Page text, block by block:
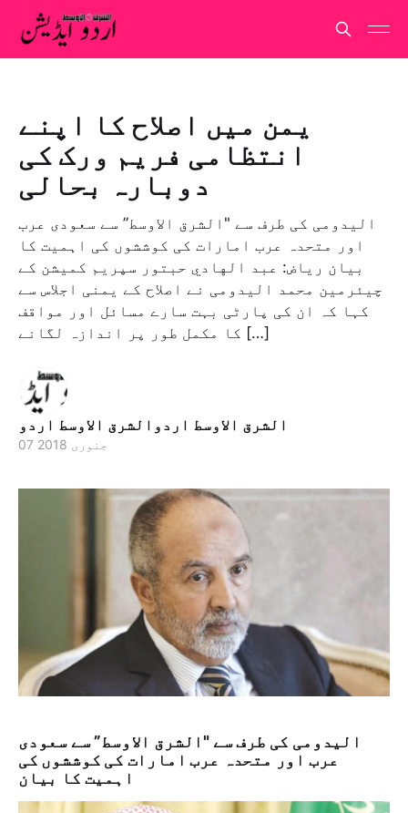
یمن میں اصلاح کا اپنے
انتظامی فریم ورک کی
دوبارہ بحالی
الیدومی کی طرف سے "الشرق الاوسط” سے سعودی عرب
اور متحدہ عرب امارات کی کوششوں کی اہمیت کا
بیان ریاض: عبد الهادي حبتور سپریم کمیشن کے
چیئرمین محمد الیدومی نے اصلاح کے یمنی اجلاس سے
کہا کہ ان کی پارٹی بہت سارے مسائل اور مواقف
کا مکمل طور پر اندازہ لگانے […]
الشرق الاوسط اردوالشرق الاوسط اردو
07 جنوری 2018
الیدومی کی طرف سے "الشرق الاوسط” سے سعودی
عرب اور متحدہ عرب امارات کی کوششوں کی
اہمیت کا بیان